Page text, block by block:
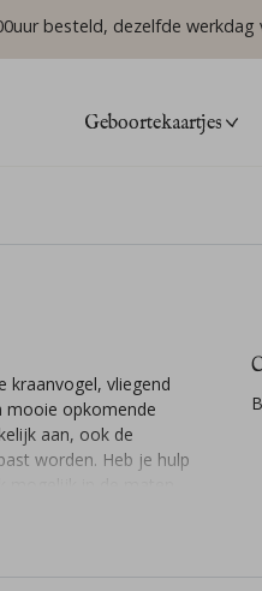
besteld, dezelfde
Geboortekaartjes
kraanvogel, vliegend
mooie opkomende
aan, ook de
worden. Heb je hulp